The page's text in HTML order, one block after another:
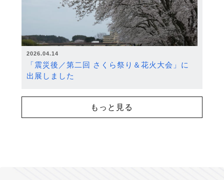
2026.04.14
「震災後／第二回 さくら祭り＆花火大会」に
出展しました
もっと見る